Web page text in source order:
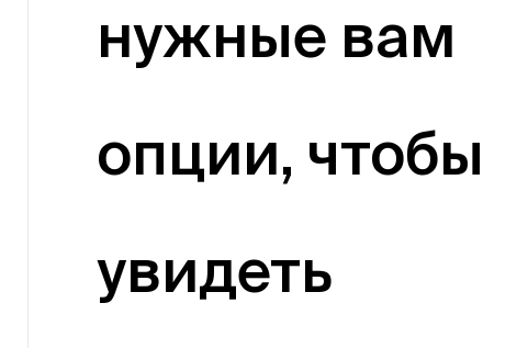
нужные вам
опции, чтобы
увидеть